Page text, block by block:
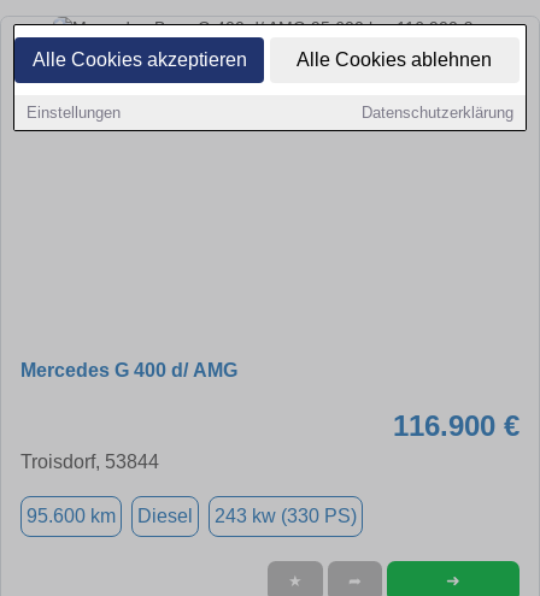
Alle Cookies akzeptieren Alle Cookies ablehnen
Einstellungen Datenschutzerklärung
Mercedes G 400 d/ AMG
116.900 €
Troisdorf, 53844
95.600 km Diesel 243 kw (330 PS)
★ ➦ ➜